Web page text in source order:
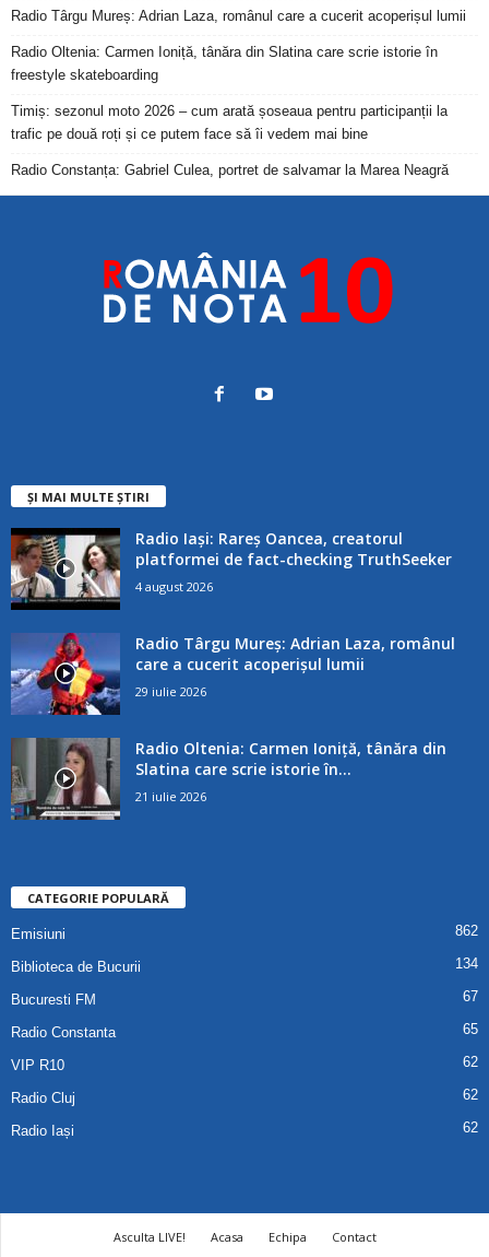
Radio Târgu Mureș: Adrian Laza, românul care a cucerit acoperișul lumii
Radio Oltenia: Carmen Ioniță, tânăra din Slatina care scrie istorie în
freestyle skateboarding
Timiș: sezonul moto 2026 – cum arată șoseaua pentru participanții la
trafic pe două roți și ce putem face să îi vedem mai bine
Radio Constanța: Gabriel Culea, portret de salvamar la Marea Neagră
ȘI MAI MULTE ȘTIRI
Radio Iași: Rareș Oancea, creatorul
platformei de fact-checking TruthSeeker
4 august 2026
Radio Târgu Mureș: Adrian Laza, românul
care a cucerit acoperișul lumii
29 iulie 2026
Radio Oltenia: Carmen Ioniță, tânăra din
Slatina care scrie istorie în...
21 iulie 2026
CATEGORIE POPULARĂ
Emisiuni 862
Biblioteca de Bucurii 134
Bucuresti FM 67
Radio Constanta 65
VIP R10 62
Radio Cluj 62
Radio Iași 62
Asculta LIVE! Acasa Echipa Contact